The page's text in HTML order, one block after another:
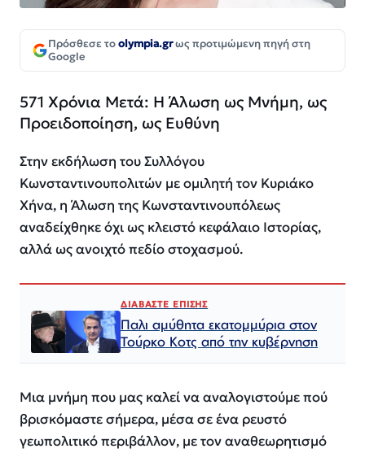
Πρόσθεσε τοolympia.grως προτιμώμενη πηγή στη
Google
571 Χρόνια Μετά: Η Άλωση ως Μνήμη, ως
Προειδοποίηση, ως Ευθύνη
Στην εκδήλωση του Συλλόγου
Κωνσταντινουπολιτών με ομιλητή τον Κυριάκο
Χήνα, η Άλωση της Κωνσταντινουπόλεως
αναδείχθηκε όχι ως κλειστό κεφάλαιο Ιστορίας,
αλλά ως ανοιχτό πεδίο στοχασμού.
ΔΙΑΒΑΣΤΕ ΕΠΙΣΗΣ
Παλι αμύθητα εκατομμύρια στον
Τούρκο Κοτς από την κυβέρνηση
Μια μνήμη που μας καλεί να αναλογιστούμε πού
βρισκόμαστε σήμερα, μέσα σε ένα ρευστό
γεωπολιτικό περιβάλλον, με τον αναθεωρητισμό